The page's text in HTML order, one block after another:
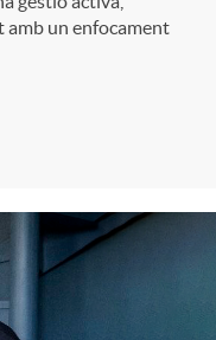
amb un enfocament